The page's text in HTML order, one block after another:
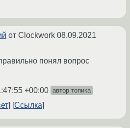
от Clockwork 08.09.2021
понял вопрос
+00:00 автор топика
Ссылка